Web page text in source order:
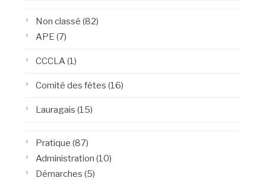
Non classé (82)
APE (7)
CCCLA(1)
Comité des fêtes (16)
Lauragais (15)
Pratique (87)
Administration (10)
Démarches (5)